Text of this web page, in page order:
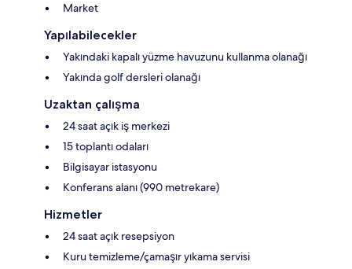
Market
Yapılabilecekler
Yakındaki kapalı yüzme havuzunu kullanma olanağı
Yakında golf dersleri olanağı
Uzaktan çalışma
24 saat açık iş merkezi
15 toplantı odaları
Bilgisayar istasyonu
Konferans alanı (990 metrekare)
Hizmetler
24 saat açık resepsiyon
Kuru temizleme/çamaşır yıkama servisi